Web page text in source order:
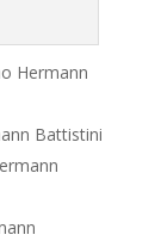
Hermann
Battistini